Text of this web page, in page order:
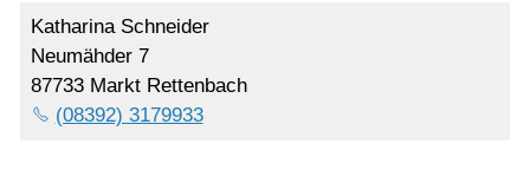
Katharina Schneider
Neumähder 7
87733 Markt Rettenbach
(08392) 3179933